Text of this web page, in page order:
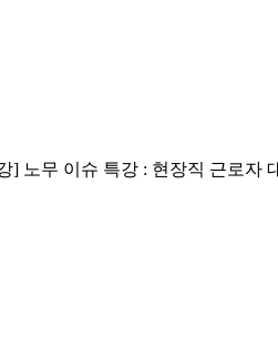
] 노무 이슈 특강 : 현장직 근로자